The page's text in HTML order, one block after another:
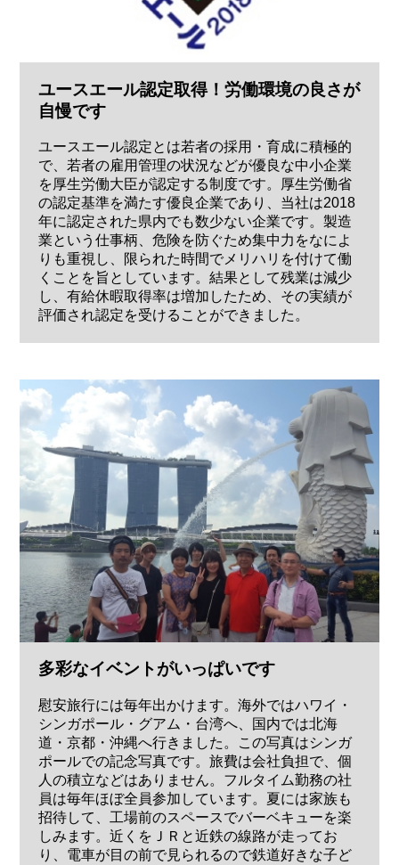
ユースエール認定取得！労働環境の良さが
自慢です
ユースエール認定とは若者の採用・育成に積極的
で、若者の雇用管理の状況などが優良な中小企業
を厚生労働大臣が認定する制度です。厚生労働省
の認定基準を満たす優良企業であり、当社は2018
年に認定された県内でも数少ない企業です。製造
業という仕事柄、危険を防ぐため集中力をなによ
りも重視し、限られた時間でメリハリを付けて働
くことを旨としています。結果として残業は減少
し、有給休暇取得率は増加したため、その実績が
評価され認定を受けることができました。
多彩なイベントがいっぱいです
慰安旅行には毎年出かけます。海外ではハワイ・
シンガポール・グアム・台湾へ、国内では北海
道・京都・沖縄へ行きました。この写真はシンガ
ポールでの記念写真です。旅費は会社負担で、個
人の積立などはありません。フルタイム勤務の社
員は毎年ほぼ全員参加しています。夏には家族も
招待して、工場前のスペースでバーベキューを楽
しみます。近くをＪＲと近鉄の線路が走ってお
り、電車が目の前で見られるので鉄道好きな子ど